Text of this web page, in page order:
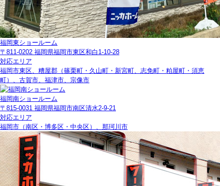
福岡東ショールーム
〒811-0202 福岡県福岡市東区和白1-10-28
対応エリア
福岡市東区、糟屋郡（篠栗町・久山町・新宮町、志免町・粕屋町・須恵
町）、古賀市、福津市、宗像市
福岡南ショールーム
〒815-0031 福岡県福岡市南区清水2-9-21
対応エリア
福岡市（南区・博多区・中央区）、那珂川市